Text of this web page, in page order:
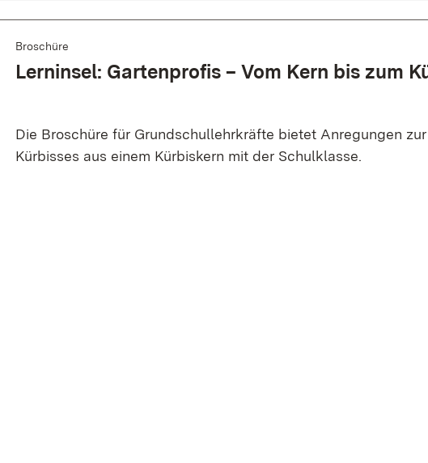
Broschüre
Lerninsel: Gartenprofis – Vom Kern bis zum
Die Broschüre für Grundschullehrkräfte bietet Anregungen
Kürbisses aus einem Kürbiskern mit der Schulklasse.